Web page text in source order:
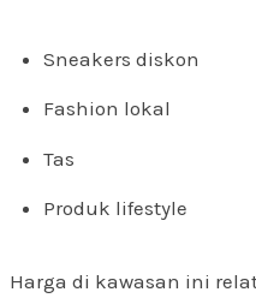
Sneakers diskon
Fashion lokal
Tas
Produk lifestyle
Harga di kawasan ini